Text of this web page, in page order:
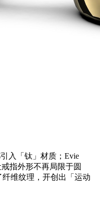
入「钛」材质；Evie
指外形不再局限于圆
纤维纹理，开创出「运动